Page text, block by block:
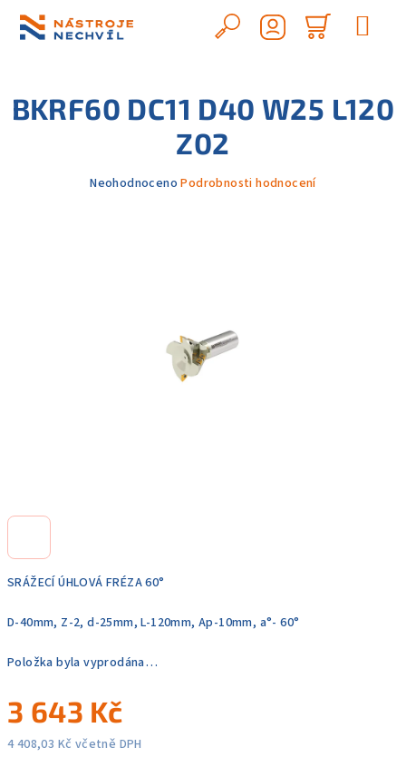
obsah
Hledat
košík
SRÁŽECÍ ÚHLOVÁ FRÉZA 60°
D-40mm, Z-2, d-25mm, L-120mm, Ap-10mm, a°- 60°
Položka byla vyprodána…
3 643 Kč
4 408,03 Kč včetně DPH
BKRF60 DC11 D40 W25 L120
Z02
Průměrné
Neohodnoceno Podrobnosti hodnocení